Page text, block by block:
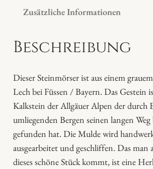
t
i
n
m
s
e
Zusätzliche Informationen
Beschreibung
Dieser Steinmörser ist aus einem
Lech bei Füssen / Bayern. Das Gestein
Kalkstein der Allgäuer Alpen der durch
umliegenden Bergen seinen langen
gefunden hat. Die Mulde wird
ausgearbeitet und geschliffen. Das man
dieses schöne Stück kommt, ist eine